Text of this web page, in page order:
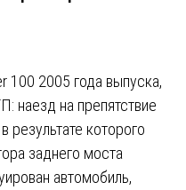
100 2005 года выпуска,
наезд на препятствие
результате которого
заднего моста
автомобиль,